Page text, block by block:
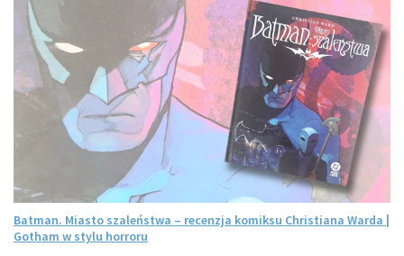
Batman. Miasto szaleństwa – recenzja komiksu Christiana Warda |
Gotham w stylu horroru